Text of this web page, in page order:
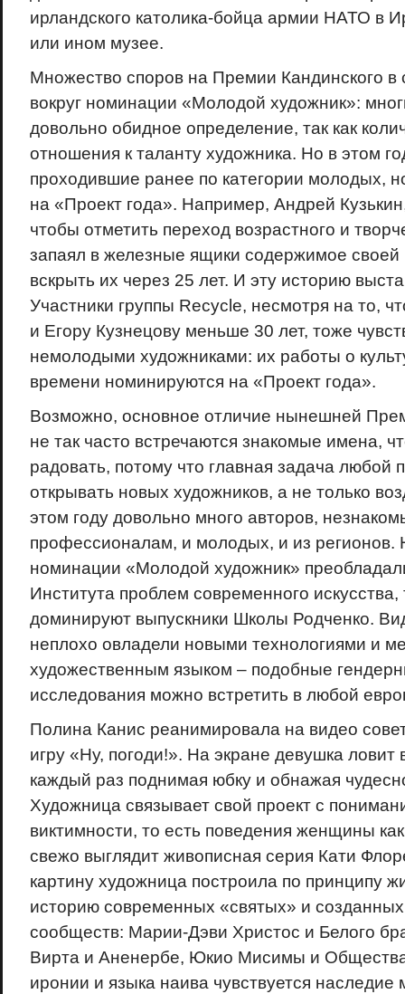
ирландского католика-бойца армии НАТО в
или ином музее.
Множество споров на Премии Кандинского в
вокруг номинации «Молодой художник»:
довольно обидное определение, так как
отношения к таланту художника. Но в этом
проходившие ранее по категории молодых,
на «Проект года». Например, Андрей
чтобы отметить переход возрастного и
запаял в железные ящики содержимое своей
вскрыть их через 25 лет. И эту историю
Участники группы Recycle, несмотря на то,
и Егору Кузнецову меньше 30 лет, тоже
немолодыми художниками: их работы о
времени номинируются на «Проект года».
Возможно, основное отличие нынешней
не так часто встречаются знакомые имена,
радовать, потому что главная задача любой
открывать новых художников, а не только
этом году довольно много авторов,
профессионалам, и молодых, и из регионов.
номинации «Молодой художник»
Института проблем современного искусства,
доминируют выпускники Школы Родченко.
неплохо овладели новыми технологиями и
художественным языком – подобные
исследования можно встретить в любой
Полина Канис реанимировала на видео
игру «Ну, погоди!». На экране девушка
каждый раз поднимая юбку и обнажая
Художница связывает свой проект с
виктимности, то есть поведения женщины
свежо выглядит живописная серия Кати
картину художница построила по принципу
историю современных «святых» и
сообществ: Марии-Дэви Христос и Белого
Вирта и Аненербе, Юкио Мисимы и
иронии и языка наива чувствуется наследие